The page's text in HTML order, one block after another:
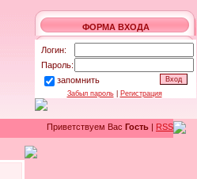
ФОРМА ВХОДА
Логин:
Пароль:
запомнить
Забыл пароль| Регистрация
Приветствуем Вас Гость | RSS